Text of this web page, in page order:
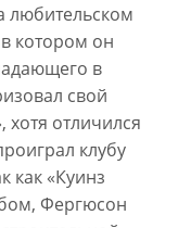
любительском
котором он
в
свой
отличился
клубу
как «Куинз
Фергюсон